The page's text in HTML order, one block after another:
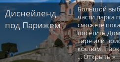
Диснейленд
под Парижем
Большой
части парка
сможете
посетить
тире или
костюм.
... Открыть »